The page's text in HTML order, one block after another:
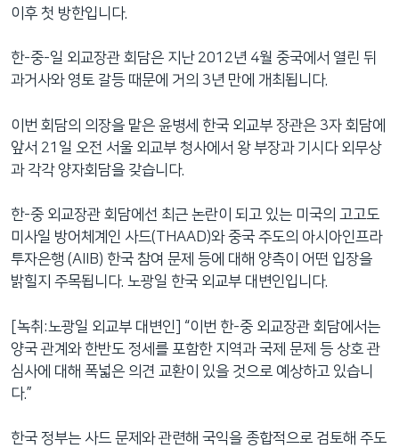
이후 첫 방한입니다.
한-중-일 외교장관 회담은 지난 2012년 4월 중국에서 열린 뒤
과거사와 영토 갈등 때문에 거의 3년 만에 개최됩니다.
이번 회담의 의장을 맡은 윤병세 한국 외교부 장관은 3자 회담에
앞서 21일 오전 서울 외교부 청사에서 왕 부장과 기시다 외무상
과 각각 양자회담을 갖습니다.
한-중 외교장관 회담에선 최근 논란이 되고 있는 미국의 고고도
미사일 방어체계인 사드(THAAD)와 중국 주도의 아시아인프라
투자은행 (AIIB) 한국 참여 문제 등에 대해 양측이 어떤 입장을
밝힐지 주목됩니다. 노광일 한국 외교부 대변인입니다.
[녹취:노광일 외교부 대변인] “이번 한-중 외교장관 회담에서는
양국 관계와 한반도 정세를 포함한 지역과 국제 문제 등 상호 관
심사에 대해 폭넓은 의견 교환이 있을 것으로 예상하고 있습니
다.”
한국 정부는 사드 문제와 관련해 국익을 종합적으로 검토해 주도